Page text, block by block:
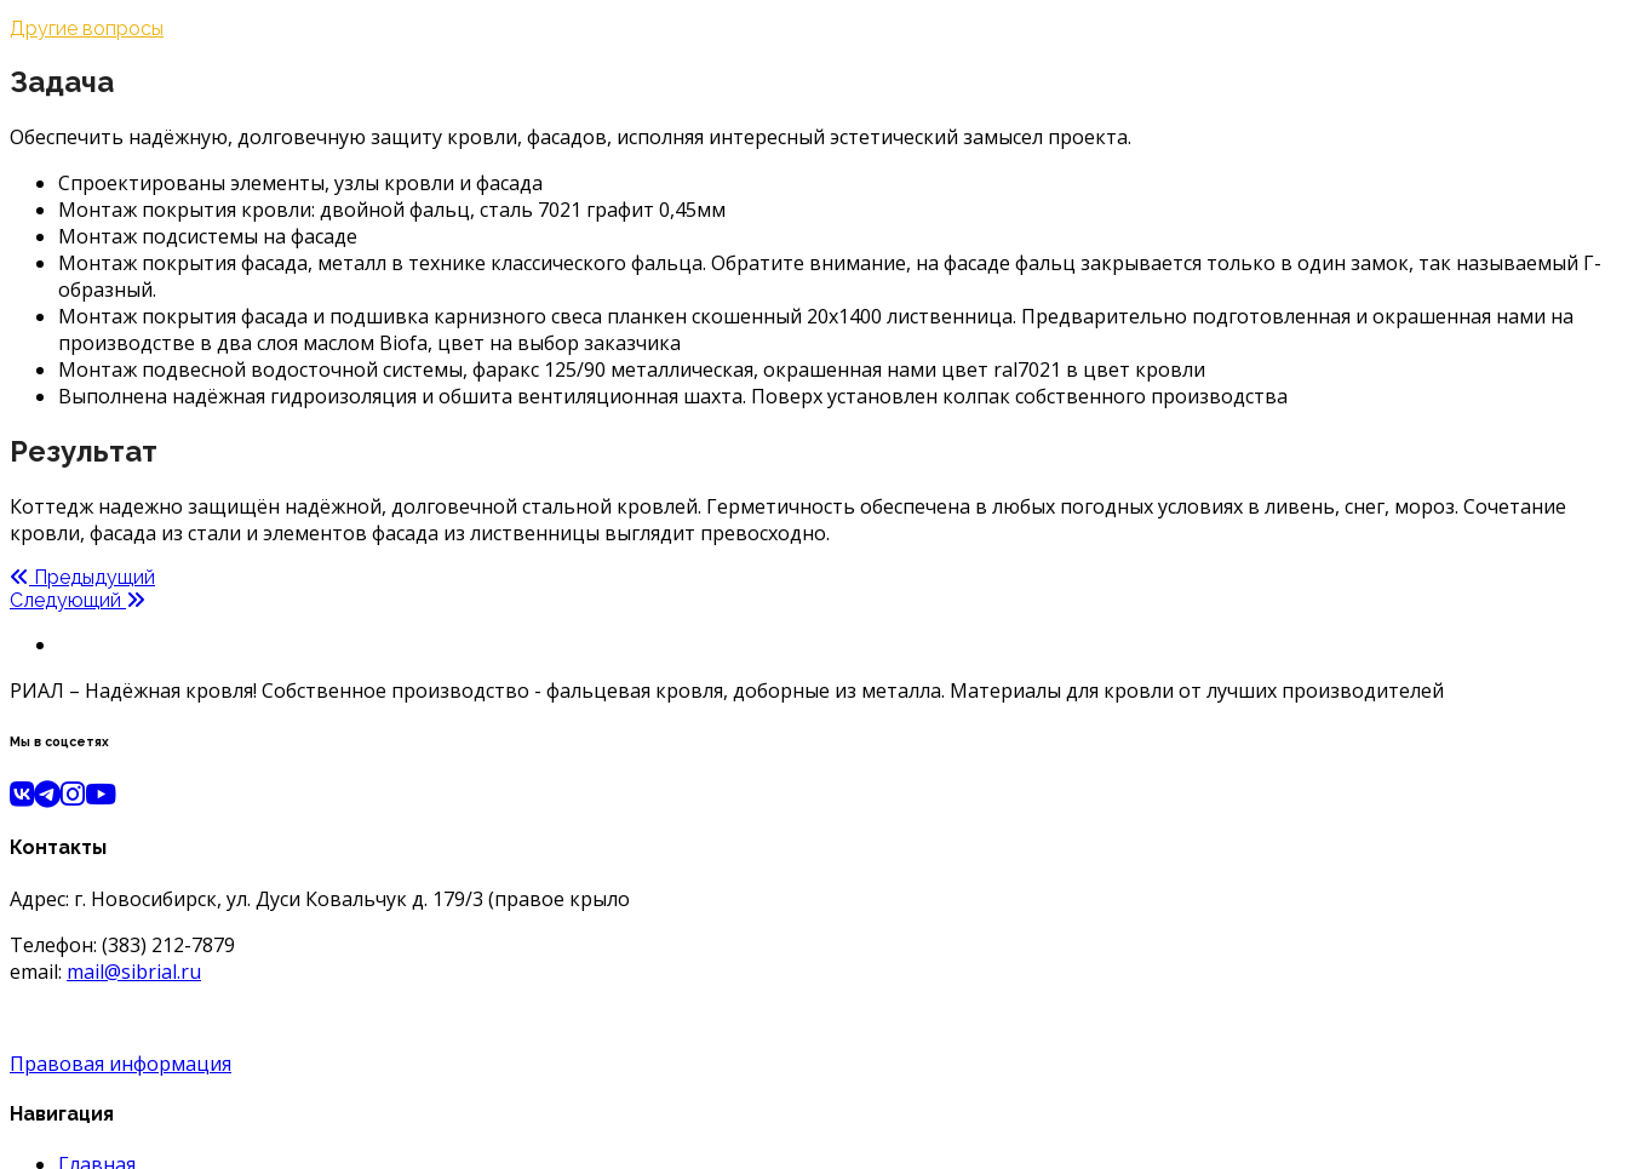
Другие вопросы
Задача
Обеспечить надёжную, долговечную защиту кровли, фасадов, исполняя интересный эстетический замысел проекта.
Спроектированы элементы, узлы кровли и фасада
Монтаж покрытия кровли: двойной фальц, сталь 7021 графит 0,45мм
Монтаж подсистемы на фасаде
Монтаж покрытия фасада, металл в технике классического фальца. Обратите внимание, на фасаде фальц закрывается только в один замок, так называемый Г-
образный.
Монтаж покрытия фасада и подшивка карнизного свеса планкен скошенный 20х1400 лиственница. Предварительно подготовленная и окрашенная нами на
производстве в два слоя маслом Biofa, цвет на выбор заказчика
Монтаж подвесной водосточной системы, фаракс 125/90 металлическая, окрашенная нами цвет ral7021 в цвет кровли
Выполнена надёжная гидроизоляция и обшита вентиляционная шахта. Поверх установлен колпак собственного производства
Результат
Коттедж надежно защищён надёжной, долговечной стальной кровлей. Герметичность обеспечена в любых погодных условиях в ливень, снег, мороз. Сочетание
кровли, фасада из стали и элементов фасада из лиственницы выглядит превосходно.
Предыдущий
Следующий
РИАЛ – Надёжная кровля! Собственное производство - фальцевая кровля, доборные из металла. Материалы для кровли от лучших производителей
Мы в соцсетях
Контакты
Адрес: г. Новосибирск, ул. Дуси Ковальчук д. 179/3 (правое крыло
Телефон: (383) 212-7879
email: mail@sibrial.ru
Правовая информация
Навигация